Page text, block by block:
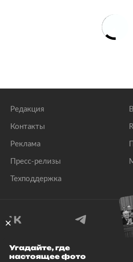
Редакция
Контакты
Реклама
Пресс-релизы
Техподдержка
© 1999–2026 Все права
Угадайте, где
настоящее фото